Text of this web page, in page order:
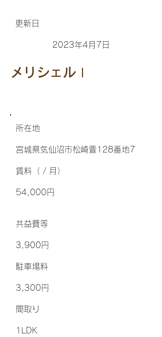
更新日
2023年4月7日
メリシェルⅠ
所在地
宮城県気仙沼市松崎萱128番地7
​賃料（ / 月）
54,000円
​共益費等
3,900円
​駐車場料
3,300円
間取り
1LDK